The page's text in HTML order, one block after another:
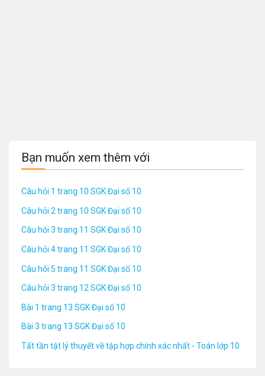
Bạn muốn xem thêm với
Câu hỏi 1 trang 10 SGK Đại số 10
Câu hỏi 2 trang 10 SGK Đại số 10
Câu hỏi 3 trang 11 SGK Đại số 10
Câu hỏi 4 trang 11 SGK Đại số 10
Câu hỏi 5 trang 11 SGK Đại số 10
Câu hỏi 3 trang 12 SGK Đại số 10
Bài 1 trang 13 SGK Đại số 10
Bài 3 trang 13 SGK Đại số 10
Tất tần tật lý thuyết về tập hợp chính xác nhất - Toán lớp 10